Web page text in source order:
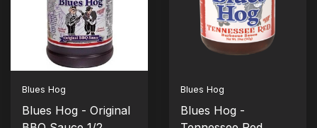
Blues Hog
Blues Hog - Original
Blues Hog
Blues Hog -